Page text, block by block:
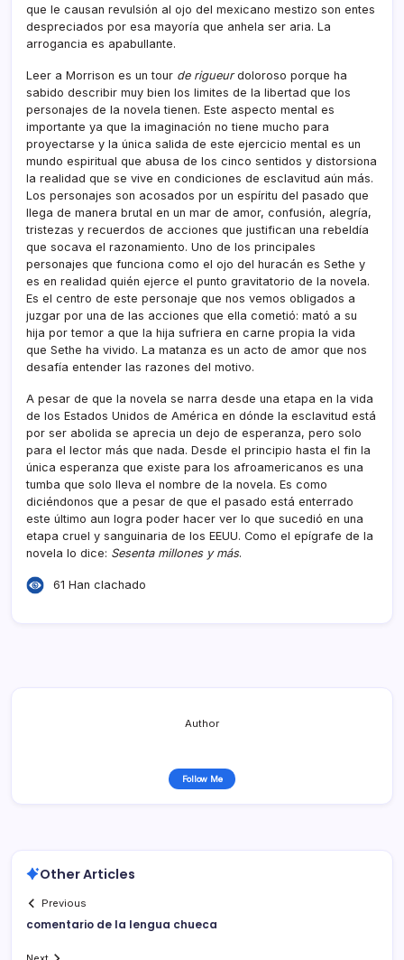
que le causan revulsión al ojo del mexicano mestizo son entes
despreciados por esa mayorí­a que anhela ser aria. La
arrogancia es apabullante.
Leer a Morrison es un tour de rigueurdoloroso porque ha
sabido describir muy bien los limites de la libertad que los
personajes de la novela tienen. Este aspecto mental es
importante ya que la imaginación no tiene mucho para
proyectarse y la única salida de este ejercicio mental es un
mundo espiritual que abusa de los cinco sentidos y distorsiona
la realidad que se vive en condiciones de esclavitud aún más.
Los personajes son acosados por un espí­ritu del pasado que
llega de manera brutal en un mar de amor, confusión, alegrí­a,
tristezas y recuerdos de acciones que justifican una rebeldí­a
que socava el razonamiento. Uno de los principales
personajes que funciona como el ojo del huracán es Sethe y
es en realidad quién ejerce el punto gravitatorio de la novela.
Es el centro de este personaje que nos vemos obligados a
juzgar por una de las acciones que ella cometió: mató a su
hija por temor a que la hija sufriera en carne propia la vida
que Sethe ha vivido. La matanza es un acto de amor que nos
desafí­a entender las razones del motivo.
A pesar de que la novela se narra desde una etapa en la vida
de los Estados Unidos de América en dónde la esclavitud está
por ser abolida se aprecia un dejo de esperanza, pero solo
para el lector más que nada. Desde el principio hasta el fin la
única esperanza que existe para los afroamericanos es una
tumba que solo lleva el nombre de la novela. Es como
diciéndonos que a pesar de que el pasado está enterrado
este último aun logra poder hacer ver lo que sucedió en una
etapa cruel y sanguinaria de los EEUU. Como el epí­grafe de la
novela lo dice: Sesenta millones y más.
61 Han clachado
Author
Follow Me
Other Articles
Previous
comentario de la lengua chueca